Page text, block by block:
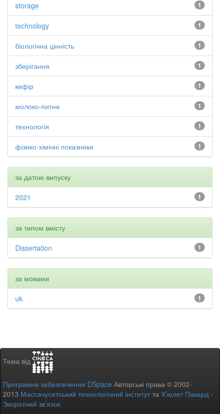
1
storage
1
technology
1
біологічна цінність
1
зберігання
1
кефір
1
молоко-питне
1
технологія
1
фізико-хімічні показники
за датою випуску
1
2021
за типом вмісту
1
Dissertation
за мовами
1
uk
Тема від
Програмне забезпечення DSpace Авторські права © 2002-
2013 Массачусетський технологічний інститутта Х’юлет Пакард -
Зворотний зв’язок